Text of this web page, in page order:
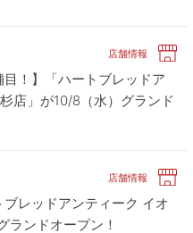
店舗情報
目！】「ハートブレッドア
店」が10/8（水）グランド
店舗情報
ブレッドアンティーク イオ
ランドオープン！